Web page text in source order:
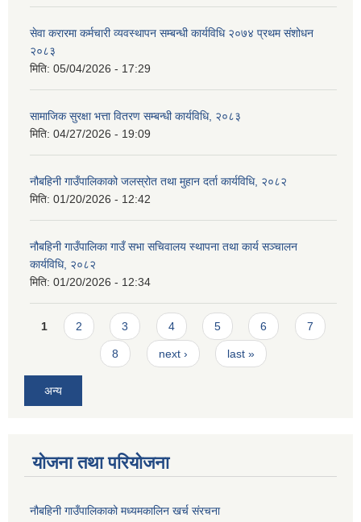
सेवा करारमा कर्मचारी व्यवस्थापन सम्बन्धी कार्यविधि २०७४ प्रथम संशोधन
२०८३
मिति: 05/04/2026 - 17:29
सामाजिक सुरक्षा भत्ता वितरण सम्बन्धी कार्यविधि, २०८३
मिति: 04/27/2026 - 19:09
नौबहिनी गाउँपालिकाको जलस्रोत तथा मुहान दर्ता कार्यविधि, २०८२
मिति: 01/20/2026 - 12:42
नौबहिनी गाउँपालिका गाउँ सभा सचिवालय स्थापना तथा कार्य सञ्चालन
कार्यविधि, २०८२
मिति: 01/20/2026 - 12:34
Pages
1 2 3 4 5 6 7
8 next › last »
अन्य
योजना तथा परियोजना
नौबहिनी गाउँपालिकाको मध्यमकालिन खर्च संरचना